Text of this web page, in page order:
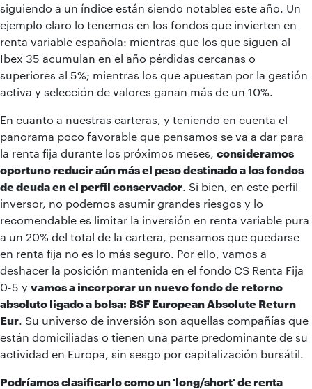
siguiendo a un índice están siendo notables este año. Un
ejemplo claro lo tenemos en los fondos que invierten en
renta variable española: mientras que los que siguen al
Ibex 35 acumulan en el año pérdidas cercanas o
superiores al 5%; mientras los que apuestan por la gestión
activa y selección de valores ganan más de un 10%.
En cuanto a nuestras carteras, y teniendo en cuenta el
panorama poco favorable que pensamos se va a dar para
la renta fija durante los próximos meses, consideramos
oportuno reducir aún más el peso destinado a los fondos
de deuda en el perfil conservador . Si bien, en este perfil
inversor, no podemos asumir grandes riesgos y lo
recomendable es limitar la inversión en renta variable pura
a un 20% del total de la cartera, pensamos que quedarse
en renta fija no es lo más seguro. Por ello, vamos a
deshacer la posición mantenida en el fondo CS Renta Fija
0-5 y vamos a incorporar un nuevo fondo de retorno
absoluto ligado a bolsa: BSF European Absolute Return
Eur . Su universo de inversión son aquellas compañías que
están domiciliadas o tienen una parte predominante de su
actividad en Europa, sin sesgo por capitalización bursátil.
Podríamos clasificarlo como un 'long/short' de renta